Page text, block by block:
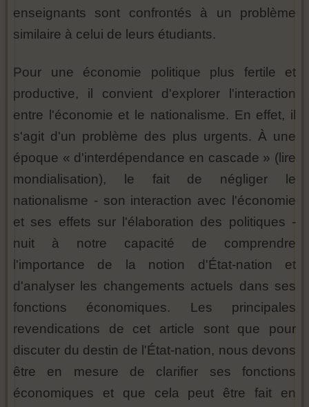
enseignants sont confrontés à un problème
similaire à celui de leurs étudiants.
Pour une économie politique plus fertile et
productive, il convient d'explorer l'interaction
entre l'économie et le nationalisme. En effet, il
s'agit d'un problème des plus urgents. À une
époque « d'interdépendance en cascade » (lire
mondialisation), le fait de négliger le
nationalisme - son interaction avec l'économie
et ses effets sur l'élaboration des politiques -
nuit à notre capacité de comprendre
l'importance de la notion d'État-nation et
d'analyser les changements actuels dans ses
fonctions économiques. Les principales
revendications de cet article sont que pour
discuter du destin de l'État-nation, nous devons
être en mesure de clarifier ses fonctions
économiques et que cela peut être fait en